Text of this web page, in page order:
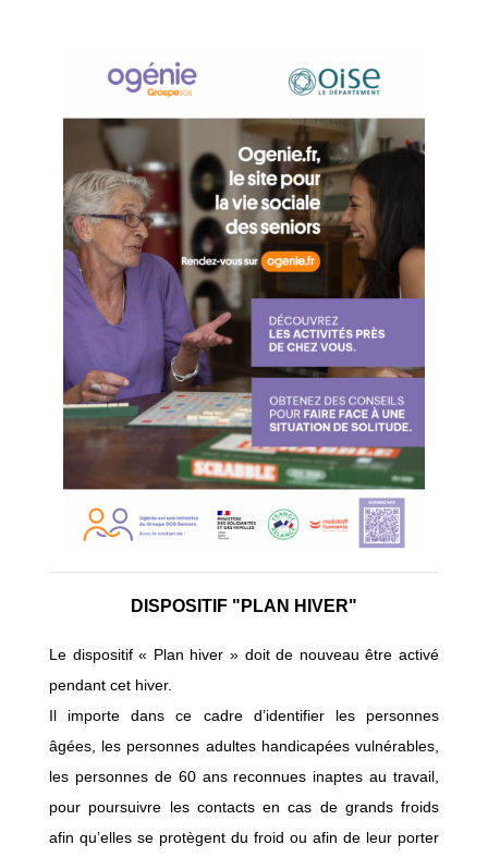
DISPOSITIF "PLAN HIVER"
Le dispositif « Plan hiver » doit de nouveau être activé
pendant cet hiver.
Il importe dans ce cadre d’identifier les personnes
âgées, les personnes adultes handicapées vulnérables,
les personnes de 60 ans reconnues inaptes au travail,
pour poursuivre les contacts en cas de grands froids
afin qu’elles se protègent du froid ou afin de leur porter